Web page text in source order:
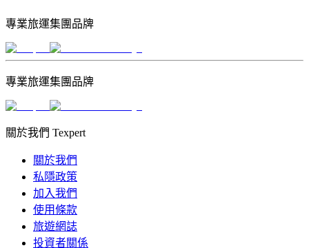
專業旅運集團品牌
專業旅運集團品牌
關於我們 Texpert
關於我們
私隱政策
加入我們
使用條款
旅遊網誌
投資者關係